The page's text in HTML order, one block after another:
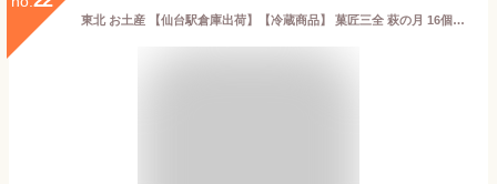
東北 お土産 【仙台駅倉庫出荷】【冷蔵商品】 菓匠三全 萩の月 16個入 仙台 お土産 東北みやげ お菓子 スイーツ 和菓子 カステラ ワッフル まんじゅう お年賀 お中元 御中元 お歳暮 御歳暮 内祝い お取り寄せ ギフト プレゼント のし可